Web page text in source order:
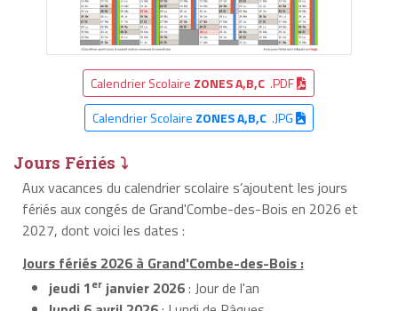
Calendrier Scolaire ZONES A,B,C .PDF
Calendrier Scolaire ZONES A,B,C.JPG
Jours Fériés ⤵
Aux vacances du calendrier scolaire s’ajoutent les jours
fériés aux congés de Grand'Combe-des-Bois en 2026 et
2027, dont voici les dates :
Jours fériés 2026 à Grand'Combe-des-Bois :
jeudi 1er janvier 2026: Jour de l'an